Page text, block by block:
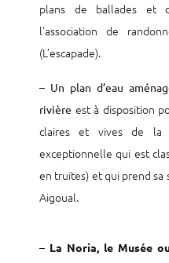
plans de ballades et
l’association de
(L’escapade).
– Un plan d’eau
rivière est à disposition
claires et vives de la
exceptionnelle qui est
en truites) et qui prend sa
Aigoual.
– La Noria, le Musée